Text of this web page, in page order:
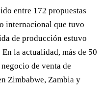
entre 172 propuestas
internacional que tuvo
de producción estuvo
la actualidad, más de 50
de venta de
Zimbabwe, Zambia y